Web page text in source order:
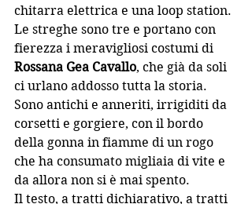
chitarra elettrica e una loop station.
Le streghe sono tre e portano con
fierezza i meravigliosi costumi di
Rossana Gea Cavallo, che già da soli
ci urlano addosso tutta la storia.
Sono antichi e anneriti, irrigiditi da
corsetti e gorgiere, con il bordo
della gonna in fiamme di un rogo
che ha consumato migliaia di vite e
da allora non si è mai spento.
Il testo, a tratti dichiarativo, a tratti